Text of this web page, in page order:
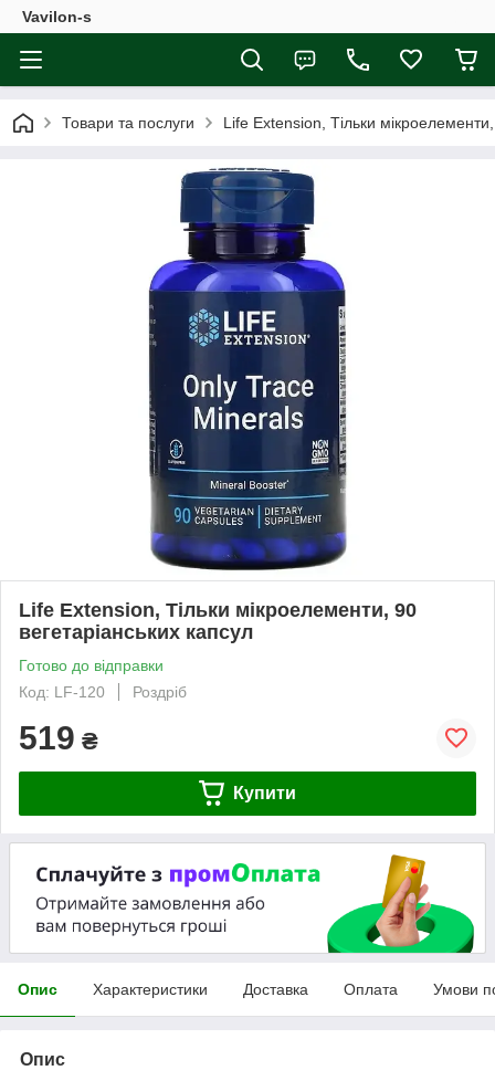
Vavilon-s
Товари та послуги Life Extension, Тільки
Life Extension, Тільки мікроелементи, 90
вегетаріанських капсул
Готово до відправки
Код: LF-120
Роздріб
519 ₴
Купити
Опис Характеристики Доставка Оплата Умови
Опис